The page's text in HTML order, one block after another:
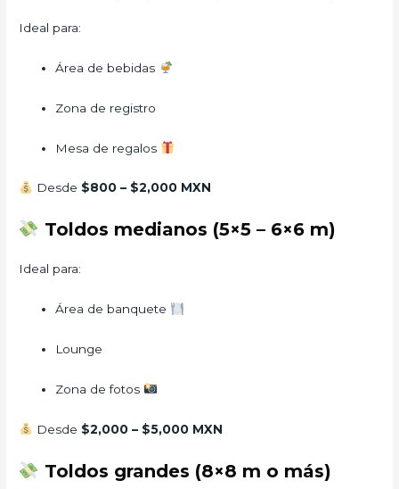
Ideal para:
Área de bebidas
Zona de registro
Mesa de regalos
Desde $800 – $2,000 MXN
Toldos medianos (5×5 – 6×6 m)
Ideal para:
Área de banquete
Lounge
Zona de fotos
Desde $2,000 – $5,000 MXN
Toldos grandes (8×8 m o más)